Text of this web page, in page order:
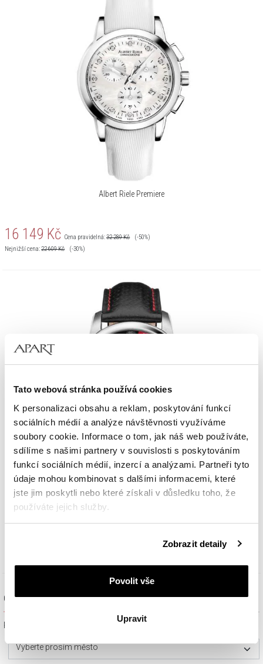
Tato webová stránka používá cookies
K personalizaci obsahu a reklam, poskytování funkcí
sociálních médií a analýze návštěvnosti využíváme
soubory cookie. Informace o tom, jak náš web používáte,
sdílíme s našimi partnery v souvislosti s poskytováním
funkcí sociálních médií, inzercí a analýzami. Partneři tyto
údaje mohou kombinovat s dalšími informacemi, které
jste jim poskytli nebo které získali v důsledku toho, že
používáte jejich služby.
Zásadách ochrany osobních údajů
Zobrazit detaily
Povolit vše
Upravit
Albert Riele Premiere
16 149 Kč Cena pravidelná:32 289Kč
(-50%)
Nejnižší cena:22 609Kč (-30%)
Albert Riele Premiere
Ověřit dostupnost a rezervovat na prodejně
Prosím, vyberte ze seznamu město nebo konkrétní prodejnu
Vyberte prosím město